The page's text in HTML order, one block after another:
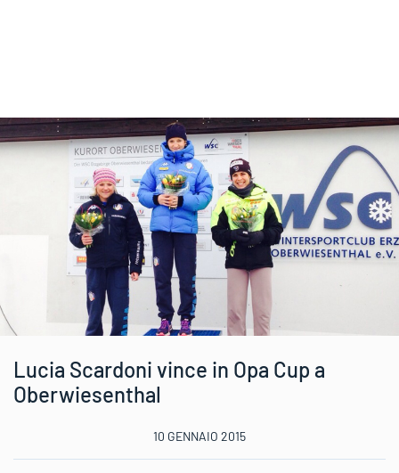
Lucia Scardoni vince in Opa Cup a
Oberwiesenthal
10 GENNAIO 2015